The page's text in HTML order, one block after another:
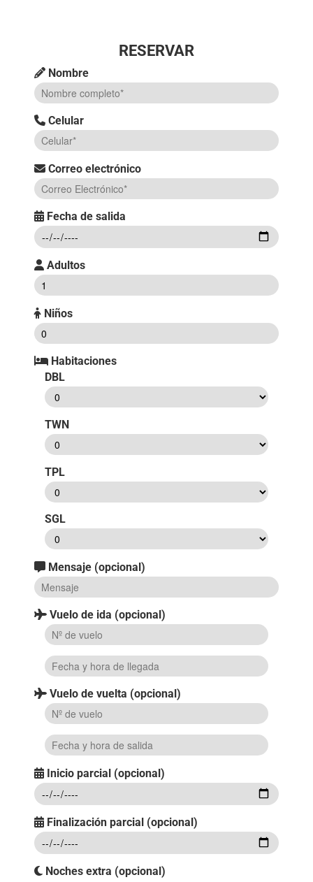
RESERVAR
Nombre
Celular
Correo electrónico
Fecha de salida
Adultos
Niños
Habitaciones
DBL
TWN
TPL
SGL
Mensaje (opcional)
Vuelo de ida (opcional)
Vuelo de vuelta (opcional)
Inicio parcial (opcional)
Finalización parcial (opcional)
Noches extra (opcional)